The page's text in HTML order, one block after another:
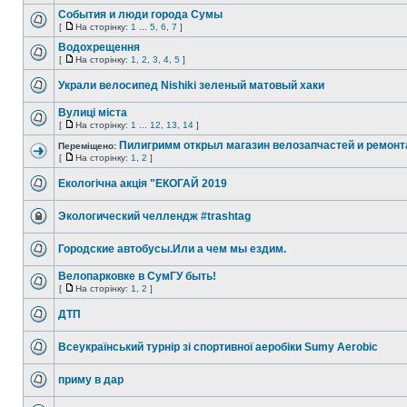
События и люди города Сумы
[ На сторінку: 1 5 6 7 ]
Водохрещення
[ На сторінку: 1 2 3 4 5 ]
Украли велосипед Nishiki зеленый матовый хаки
Вулиці міста
[ На сторінку: 1 12 13 14 ]
Переміщено: Пилигримм открыл магазин велозапчастей и
[ На сторінку: 1 2 ]
Екологічна акція "ЕКОГАЙ 2019
Экологический челлендж #trashtag
Городские автобусы.Или а чем мы ездим.
Велопарковке в СумГУ быть!
[ На сторінку: 1 2 ]
ДТП
Всеукраїнський турнір зі спортивної аеробіки Sumy Aerobic
приму в дар